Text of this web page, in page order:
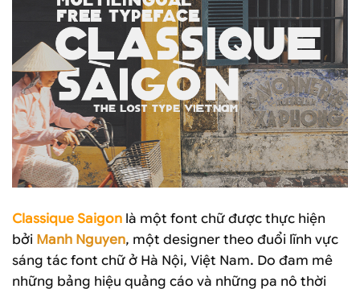
Classique Saigon là một font chữ được thực hiện
bởi Manh Nguyen, một designer theo đuổi lĩnh vực
sáng tác font chữ ở Hà Nội, Việt Nam. Do đam mê
những bảng hiệu quảng cáo và những pa nô thời